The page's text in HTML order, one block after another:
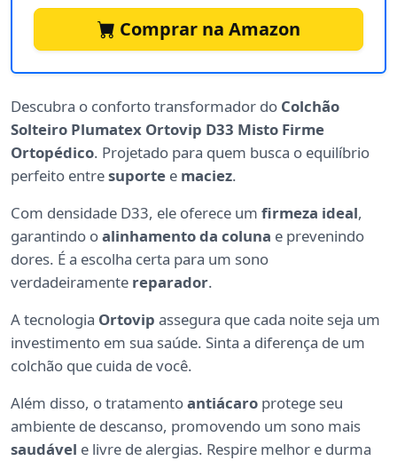
Comprar na Amazon
Descubra o conforto transformador do Colchão
Solteiro Plumatex Ortovip D33 Misto Firme
Ortopédico. Projetado para quem busca o equilíbrio
perfeito entresuporte e maciez.
Com densidade D33, ele oferece um firmeza ideal,
garantindo oalinhamento da coluna e prevenindo
dores. É a escolha certa para um sono
verdadeiramente reparador.
A tecnologia Ortovip assegura que cada noite seja um
investimento em sua saúde. Sinta a diferença de um
colchão que cuida de você.
Além disso, o tratamentoantiácaro protege seu
ambiente de descanso, promovendo um sono mais
saudável e livre de alergias. Respire melhor e durma